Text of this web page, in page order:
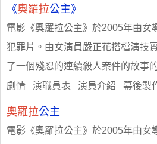
《奧羅拉公主》
電影《奧羅拉公主》於2005年由女
犯罪片。由女演員嚴正花搭檔演技
了一個殘忍的連續殺人案件的故事
劇情 演職員表 演員介紹 幕後製
奧羅拉公主
電影《奧羅拉公主》於2005年由女